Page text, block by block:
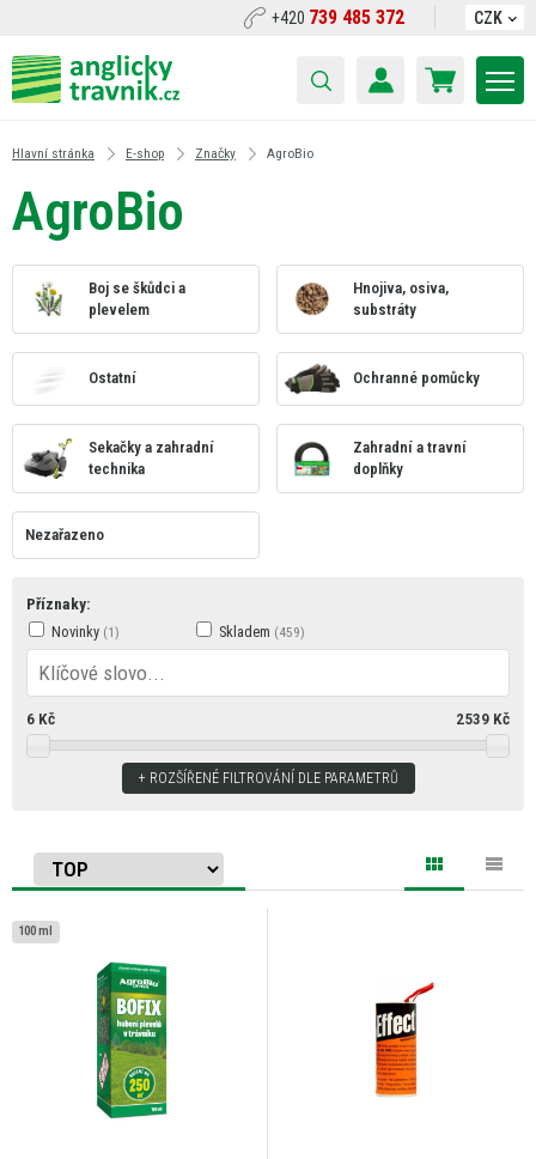
+420 739 485 372 CZK
Hlavní stránka E-shop Značky AgroBio
AgroBio
Boj se škůdci a
plevelem
Hnojiva, osiva,
substráty
Ostatní Ochranné pomůcky
Sekačky a zahradní
technika
Zahradní a travní
doplňky
Nezařazeno
Příznaky:
Novinky Skladem
6Kč 2539 Kč
ROZŠÍŘENÉ FILTROVÁNÍ DLE PARAMETRŮ
100 ml